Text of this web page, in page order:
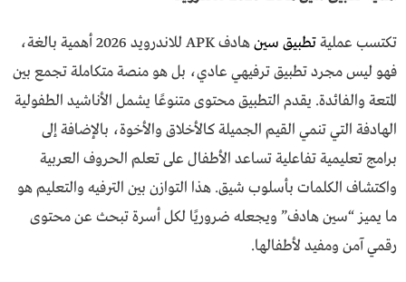
تكتسب عمليةتطبيق سين
هادف APK للاندرويد 2026 أهمية بالغة،
فهو ليس مجرد تطبيق ترفيهي عادي، بل هو منصة متكاملة تجمع بين
المتعة والفائدة. يقدم التطبيق محتوى متنوعًا يشمل الأناشيد الطفولية
الهادفة التي تنمي القيم الجميلة كالأخلاق والأخوة، بالإضافة إلى
برامج تعليمية تفاعلية تساعد الأطفال على تعلم الحروف العربية
واكتشاف الكلمات بأسلوب شيق. هذا التوازن بين الترفيه والتعليم هو
ما يميز “سين هادف” ويجعله ضروريًا لكل أسرة تبحث عن محتوى
رقمي آمن ومفيد لأطفالها.